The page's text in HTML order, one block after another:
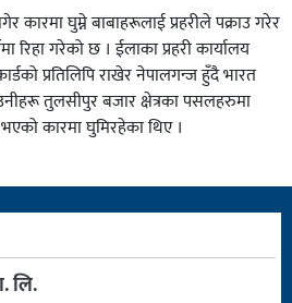
कारमा घुम्ने बाबाहरूलाई प्रहरीले पक्राउ गरेर
रिहा गरेको छ । ईलाका प्रहरी कार्यालय
प्रतिलिपि राखेर नेपालगन्ज हुँदै भारत
तुलसीपुर बजार क्षेत्रका पसलहरुमा
कारमा घुमिरहेका थिए ।
लि.